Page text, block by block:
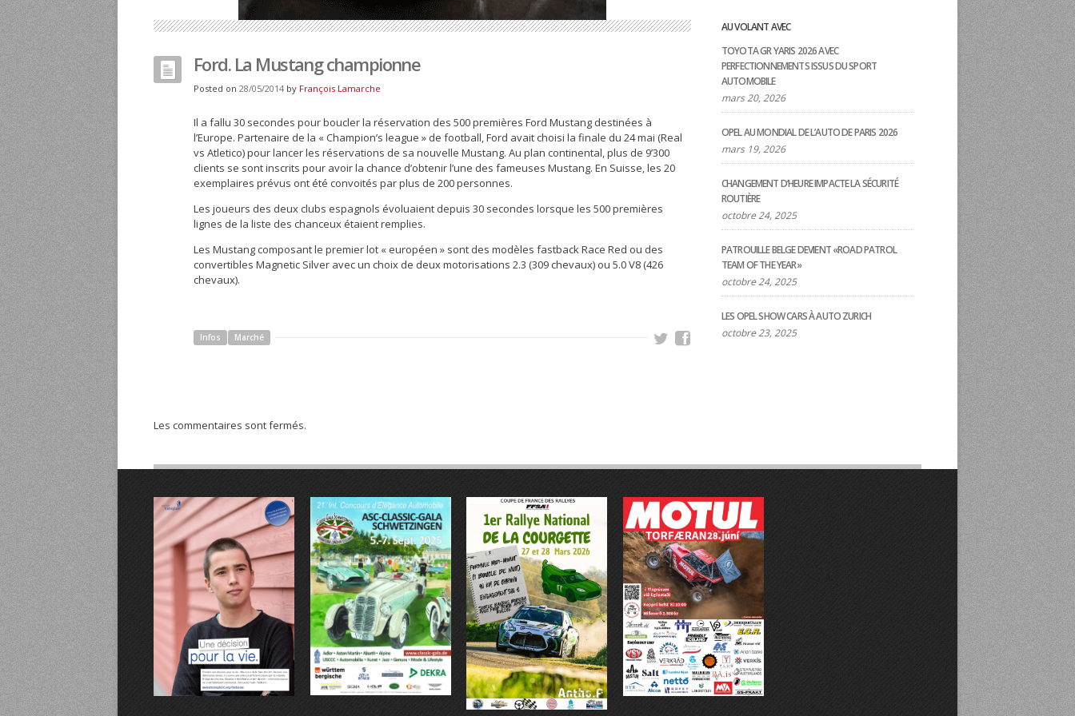
Ford. La Mustang championne
Posted on 28/05/2014 by François Lamarche
Il a fallu 30 secondes pour boucler la réservation des 500 premières Ford Mustang destinées à
l’Europe. Partenaire de la « Champion’s league » de football, Ford avait choisi la finale du 24 mai (Real
vs Atletico) pour lancer les réservations de sa nouvelle Mustang. Au plan continental, plus de 9’300
clients se sont inscrits pour avoir la chance d’obtenir l’une des fameuses Mustang. En Suisse, les 20
exemplaires prévus ont été convoités par plus de 200 personnes.
Les joueurs des deux clubs espagnols évoluaient depuis 30 secondes lorsque les 500 premières
lignes de la liste des chanceux étaient remplies.
Les Mustang composant le premier lot « européen » sont des modèles fastback Race Red ou des
convertibles Magnetic Silver avec un choix de deux motorisations 2.3 (309 chevaux) ou 5.0 V8 (426
chevaux).
Infos Marché
Les commentaires sont fermés.
AU VOLANT AVEC
TOYOTA GR YARIS 2026 AVEC
PERFECTIONNEMENTS ISSUS DU SPORT
AUTOMOBILE
mars 20, 2026
OPEL AU MONDIAL DE L’AUTO DE PARIS 2026
mars 19, 2026
CHANGEMENT D’HEURE IMPACTE LA SÉCURITÉ
ROUTIÈRE
octobre 24, 2025
PATROUILLE BELGE DEVIENT «ROAD PATROL
TEAM OF THE YEAR»
octobre 24, 2025
LES OPEL SHOW CARS À AUTO ZURICH
octobre 23, 2025